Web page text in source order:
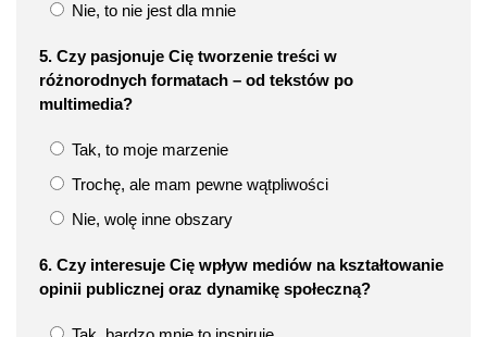
Nie, to nie jest dla mnie
5. Czy pasjonuje Cię tworzenie treści w
różnorodnych formatach – od tekstów po
multimedia?
Tak, to moje marzenie
Trochę, ale mam pewne wątpliwości
Nie, wolę inne obszary
6. Czy interesuje Cię wpływ mediów na kształtowanie
opinii publicznej oraz dynamikę społeczną?